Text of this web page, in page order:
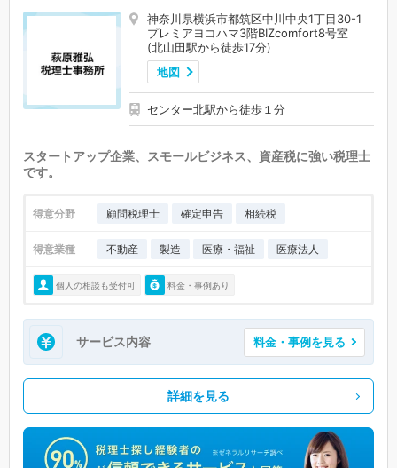
神奈川県横浜市都筑区中川中央1丁目30-1
プレミアヨコハマ3階BIZcomfort8号室
(北山田駅から徒歩17分)
地図
センター北駅から徒歩１分
スタートアップ企業、スモールビジネス、資産税に強い税理士
です。
得意分野 顧問税理士 確定申告 相続税
得意業種 不動産 製造 医療・福祉 医療法人
個人の相談も受付可 料金・事例あり
サービス内容 料金・事例を見る
詳細を見る